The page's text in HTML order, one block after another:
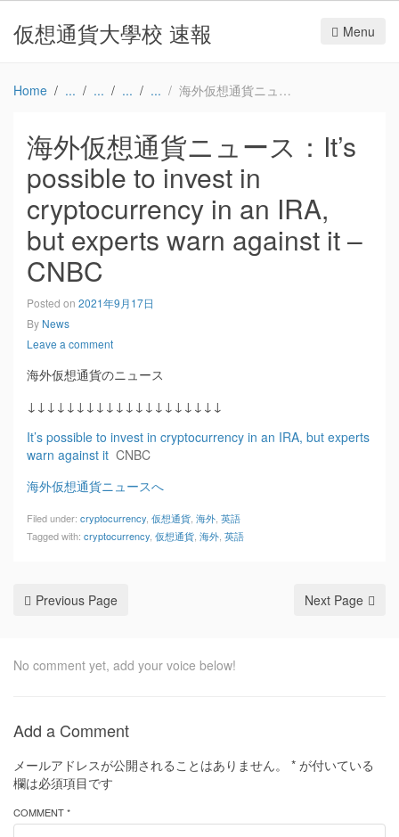
仮想通貨大學校 速報 Menu
Home 海外仮想通貨ニュース：It’s possible to invest in cryptocurrency in an IRA, but experts warn against it – CNBC
海外仮想通貨ニュース：It’s
possible to invest in
cryptocurrency in an IRA,
but experts warn against it –
CNBC
Posted on 2021年9月17日
By News
Leave a comment
海外仮想通貨のニュース
↓↓↓↓↓↓↓↓↓↓↓↓↓↓↓↓↓↓↓↓
It’s possible to invest in cryptocurrency in an IRA, but experts
warn against it CNBC
海外仮想通貨ニュースへ
Filed under: cryptocurrency 仮想通貨 海外 英語
Tagged with: cryptocurrency 仮想通貨 海外 英語
Previous Page Next Page
No comment yet, add your voice below!
Add a Comment
メールアドレスが公開されることはありません。 * が付いている
欄は必須項目です
COMMENT *